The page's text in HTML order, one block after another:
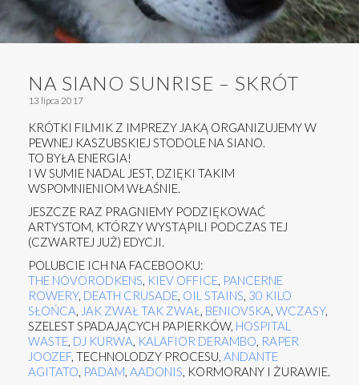
NA SIANO SUNRISE – SKRÓT
13 lipca 2017
KRÓTKI FILMIK Z IMPREZY JAKĄ ORGANIZUJEMY W
PEWNEJ KASZUBSKIEJ STODOLE NA SIANO.
TO BYŁA ENERGIA!
I W SUMIE NADAL JEST, DZIĘKI TAKIM
WSPOMNIENIOM WŁAŚNIE.
JESZCZE RAZ PRAGNIEMY PODZIĘKOWAĆ
ARTYSTOM, KTÓRZY WYSTĄPILI PODCZAS TEJ
(CZWARTEJ JUŻ) EDYCJI.
POLUBCIE ICH NA FACEBOOKU:
THE NOVORODKENS, KIEV OFFICE, PANCERNE
ROWERY, DEATH CRUSADE, OIL STAINS, 30 KILO
SŁOŃCA, JAK ZWAŁ TAK ZWAŁ, BENIOVSKA, WCZASY,
SZELEST SPADAJĄCYCH PAPIERKÓW, HOSPITAL
WASTE, DJ KURWA, KALAFIOR DERAMBO, RAPER
JOOZEF, TECHNOLODZY PROCESU, ANDANTE
AGITATO, PADAM, AADONIS, KORMORANY I ŻURAWIE.